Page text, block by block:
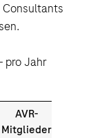
pro Jahr
AVR-
Mitglieder